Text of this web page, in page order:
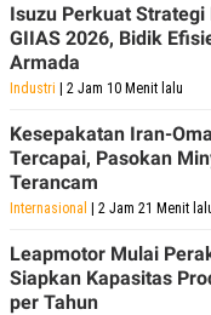
Isuzu Perkuat Strategi
GIIAS 2026, Bidik
Armada
Industri | 2 Jam 10 Menit lalu
Kesepakatan Iran-
Tercapai, Pasokan
Terancam
Internasional | 2 Jam 21 Menit
Leapmotor Mulai
Siapkan Kapasitas
per Tahun